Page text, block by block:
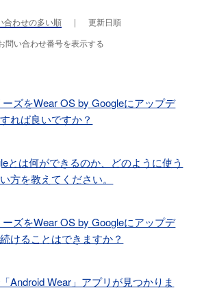
合わせの多い順
更新日順
問い合わせ番号を表示する
ズをWear OS by Googleにアップデ
れば良いですか？
とは何ができるのか、どのように使う
方を教えてください。
ズをWear OS by Googleにアップデ
けることはできますか？
Android Wear」アプリが見つかりま